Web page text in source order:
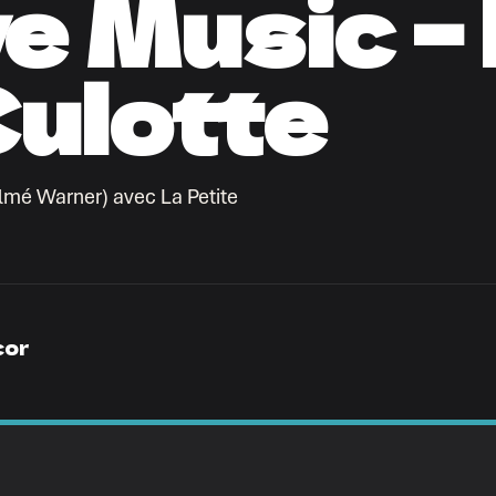
Music –
Warner) avec La Petite